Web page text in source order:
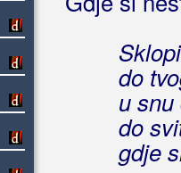
do
u
do
gdje